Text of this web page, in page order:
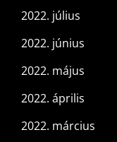
2022. július
2022. június
2022. május
2022. április
2022. március